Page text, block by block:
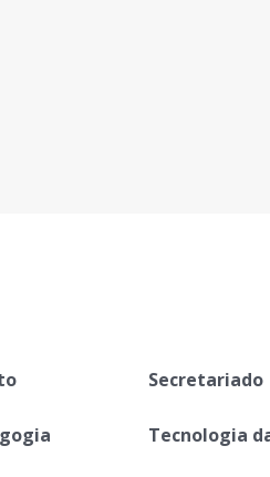
Secretariado
Tecnologia